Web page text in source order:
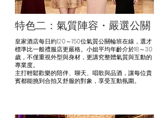
特色二：氣質陣容・嚴選公關
皇家酒店每日約120～150位氣質公關輪班在線，選才
標準比一般禮服店更嚴格。小姐平均年齡介於18～30
歲，不僅重視外型與身材，更講究整體氣質與互動的
專業度。
主打輕鬆歡樂的陪伴、聊天、唱歌與品酒，讓每位貴
賓都能挑到合拍又舒服的對象，享受互動氛圍。